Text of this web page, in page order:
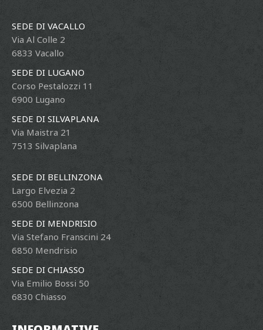
SEDE DI VACALLO
Via Al Colle 2
6833 Vacallo
SEDE DI LUGANO
Corso Pestalozzi 11
6900 Lugano
SEDE DI SILVAPLANA
Via Maistra 21
7513 Silvaplana
SEDE DI BELLINZONA
Largo Elvezia 2
6500 Bellinzona
SEDE DI MENDRISIO
Via Stefano Franscini 24
6850 Mendrisio
SEDE DI CHIASSO
Via Emilio Bossi 50
6830 Chiasso